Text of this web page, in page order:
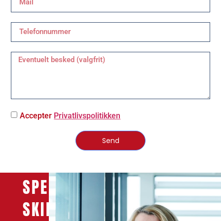
Accepter Privatlivspolitikken
Send
SPECIALISERET
SKILSMISSEADVOKAT